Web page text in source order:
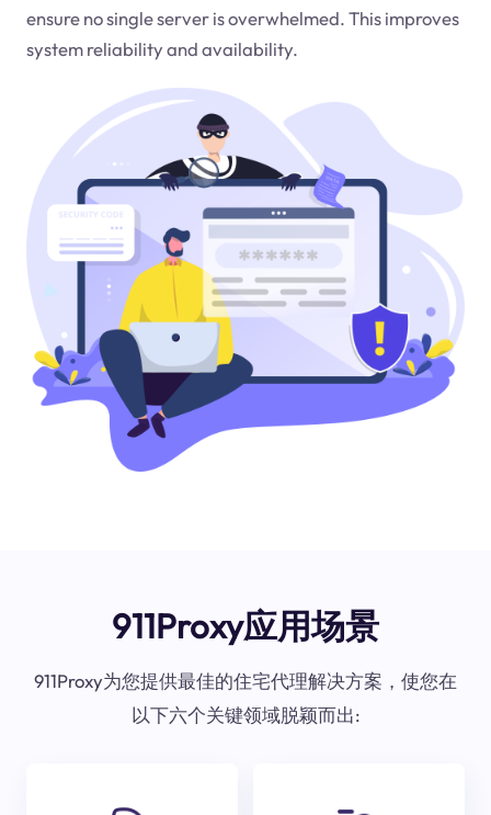
ensure no single server is overwhelmed. This improves
system reliability and availability.
911Proxy应用场景
911Proxy为您提供最佳的住宅代理解决方案，使您在
以下六个关键领域脱颖而出: